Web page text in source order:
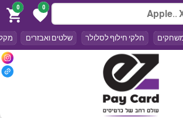
0
favorite
0
shopping_cart
חלקי חילוף לסלולר שלטים ואבזרים